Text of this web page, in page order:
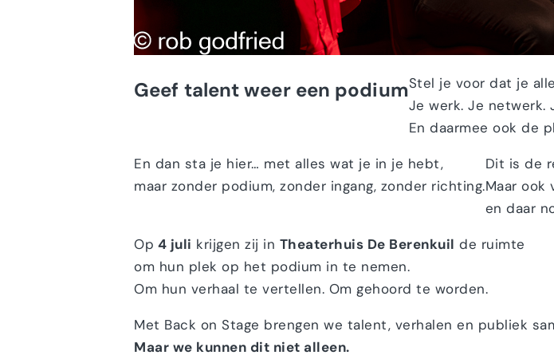
Geef talent weer een podiumStel je voor dat je
Je werk. Je netwerk.
En daarmee ook de
En dan sta je hier… met alles wat je in je hebt,
maar zonder podium, zonder ingang, zonder richting.
Dit is de
Maar ook
en daar
Op 4 juli krijgen zij in Theaterhuis De Berenkuil de ruimte
om hun plek op het podium in te nemen.
Om hun verhaal te vertellen. Om gehoord te worden.
Met Back on Stage brengen we talent, verhalen en publiek
Maar we kunnen dit niet alleen.